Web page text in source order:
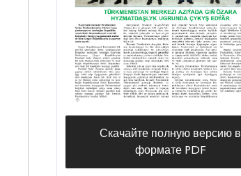
Скачайте полную версию в
формате PDF